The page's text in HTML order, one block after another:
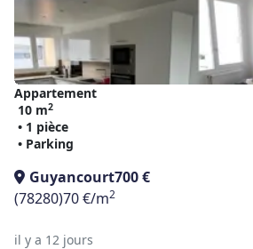
Appartement
10 m2
• 1 pièce
• Parking
Guyancourt700 €
(78280)70 €/m2
il y a 12 jours